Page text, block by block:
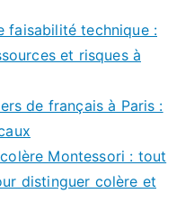
faisabilité technique :
et risques à
de français à Paris :
Montessori : tout
distinguer colère et